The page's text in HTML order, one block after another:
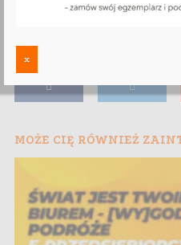
MOŻE CIĘ RÓWNIEŻ
x